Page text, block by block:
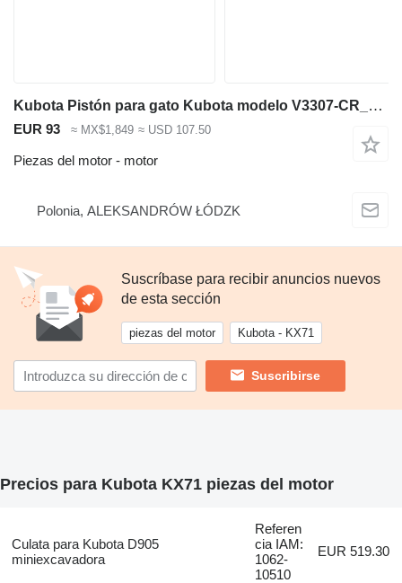
Kubota Pistón para gato Kubota modelo V3307-CR_TE4B-CTP-2R código sil 1J451-11001 motor para maquinaria de construcción
EUR 93 ≈ MX$1,849 ≈ USD 107.50
Piezas del motor - motor
Polonia, ALEKSANDRÓW ŁÓDZK
Suscríbase para recibir anuncios nuevos
de esta sección
piezas del motor Kubota - KX71
Suscribirse
Precios para Kubota KX71 piezas del motor
Culata para Kubota D905
miniexcavadora
Referen
cia IAM:
1062-
10510
EUR 519.30